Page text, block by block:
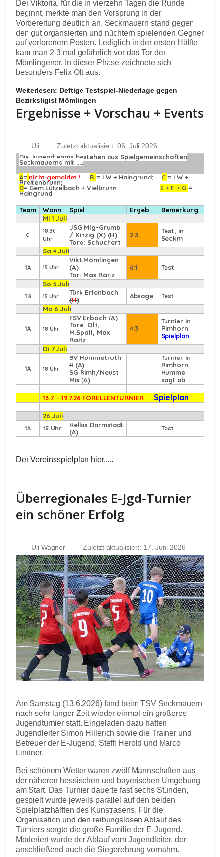
Der Viktoria, für die in vierzehn Tagen die Runde
beginnt, merkte man den Vorsprung in der
Vorbereitung deutlich an. Seckmauern stand gegen
den gut organsierten und nüchtern spielenden Gegner
auf verlorenem Posten. Lediglich in der ersten Hälfte
kam man 2-3 mal gefährlich vor das Tor der
Mömlingener. In dieser Phase zeichnete sich
besonders Felix Olt aus.
Weiterlesen: Deftige Testspiel-Niederlage gegen
Bezirksligist Mömlingen
Ergebnisse + Vorschau + Events
Uli
Zuletzt aktualisiert: 06. Juli 2026
Die Jugendteams bestehen aus Spielgemeinschaften
Seckmauerns mit .....
A= nicht gemeldet ! B = LW + Haingrund;C = LW +
Breitenbrunn;
D= Gem.Lützelbach + Vielbrunn E + F + G =
Haingrund
Team Wann Spiel Ergeb
Bemerkung
Mi 1.Juli
C
18.30
Uhr
JSG Mlg-Grumb
/ Kinzig (X) (H)
Tore: Schuchert
2:3
Test, in
Seckm
Sa 4.Juli
1A 15 Uhr
Vikt.Mömlingen
(A)
Tor: Max Raitz
6:1 Test
So 5.Juli
1B
15 Uhr
Türk Erlenbach
(H) Absage
Test
Mo 6.Juli
1A 18 Uhr
FSV Erbach (A)
Tore: Olt,
M.Spall, Max
Raitz
4:3
Turnier in
Rimhorn
Spielplan
Di 7.Juli
1A 18 Uhr
SV Hummetroth
II (A)
SG Rimh/Neust
Mix (A)
Turnier in
Rimhorn
Humme
sagt ab
13.7. - 19.7.26 FORELLENTURNIER Spielplan
26.Juli
1A
15 Uhr
Hellas Darmstadt
(A)
Test
Der Vereinsspielplan hier.....
Überregionales E-Jgd-Turnier
ein schöner Erfolg
Uli Wagner Zuletzt aktualisiert: 17. Juni 2026
Am Samstag (13.6.2026) fand beim TSV Seckmauern
nach sehr langer Zeit wieder einmal ein größeres
Jugendturnier statt. Eingeladen dazu hatten
Jugendleiter Simon Hillerich sowie die Trainer und
Betreuer der E-Jugend, Steffi Herold und Marco
Lindner.
Bei schönem Wetter waren zwölf Mannschaften aus
der näheren hessischen und bayerischen Umgebung
am Start. Das Turnier dauerte fast sechs Stunden,
gespielt wurde jeweils parallel auf den beiden
Spielplatzhälften des Kunstrasens. Für die
Organisation und den reibungslosen Ablauf des
Turniers sorgte die große Familie der E-Jugend.
Moderiert wurde der Ablauf vom Jugendleiter, der
anschließend auch die Siegerehrung vornahm.